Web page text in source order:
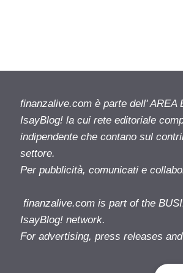
finanzalive.com è parte dell' AREA
IsayBlog! la cui rete editoriale
indipendente che contano sul
settore.
Per pubblicità, comunicati e
finanzalive.com is part of the
IsayBlog! network.
For advertising, press releases